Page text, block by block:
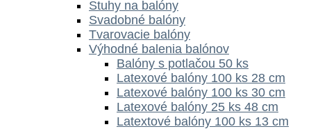
Stuhy na balóny
Svadobné balóny
Tvarovacie balóny
Výhodné balenia balónov
Balóny s potlačou 50 ks
Latexové balóny 100 ks 28 cm
Latexové balóny 100 ks 30 cm
Latexové balóny 25 ks 48 cm
Latextové balóny 100 ks 13 cm